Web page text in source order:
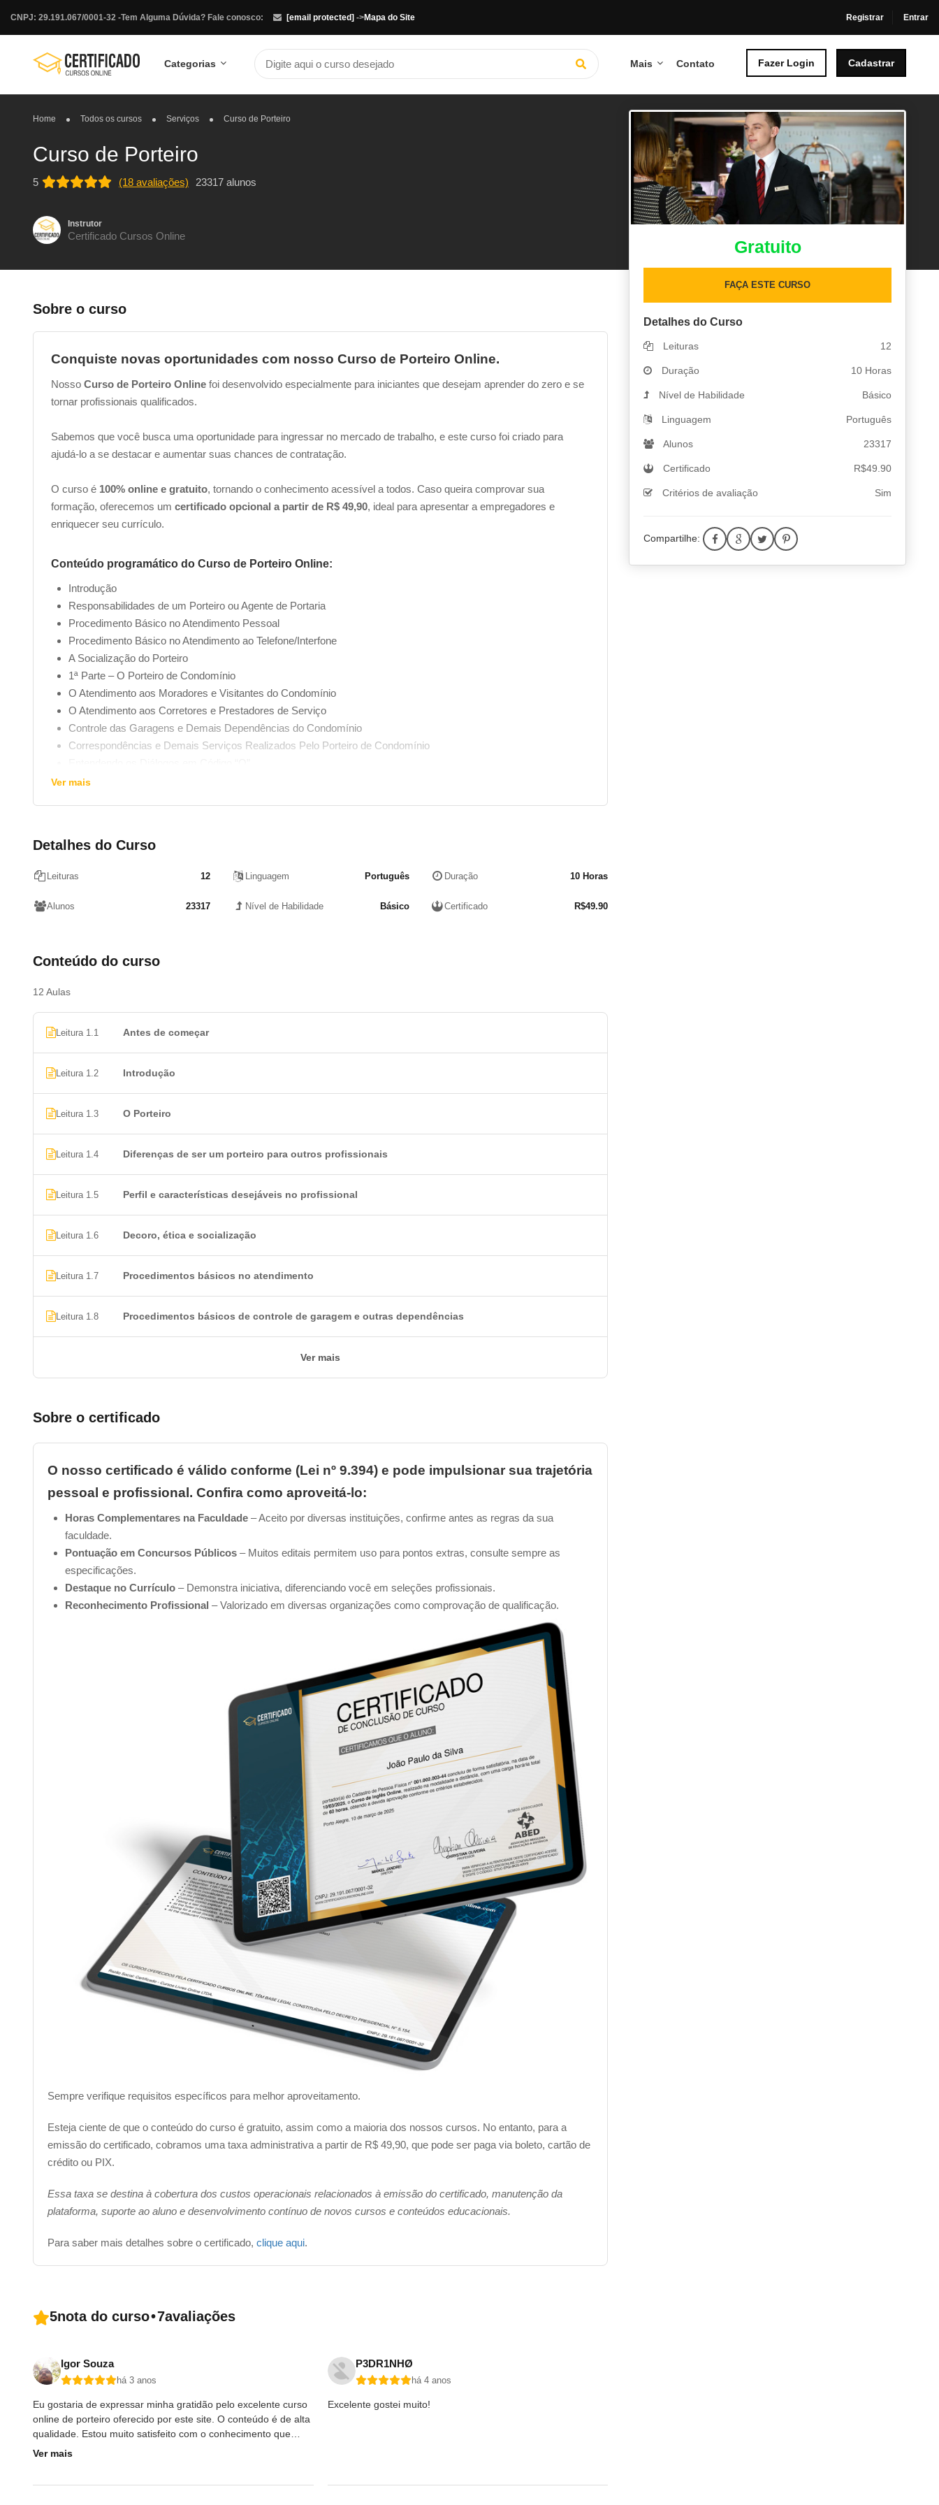
Tem Alguma Dúvida? Fale conosco: [email protected]
CNPJ: 29.191.067/0001-32 - ->Mapa do Site Registrar Entrar
Categorias Mais Contato Fazer Login Cadastrar
Home Todos os cursos Serviços Curso de Porteiro
Curso de Porteiro
5 (18 avaliações) 23317 alunos
Instrutor
Certificado Cursos Online
Sobre o curso
Conquiste novas oportunidades com nosso Curso de Porteiro Online.
Nosso Curso de Porteiro Online foi desenvolvido especialmente para iniciantes que desejam aprender do zero e se
tornar profissionais qualificados.
Sabemos que você busca uma oportunidade para ingressar no mercado de trabalho, e este curso foi criado para
ajudá-lo a se destacar e aumentar suas chances de contratação.
O curso é 100% online e gratuito, tornando o conhecimento acessível a todos. Caso queira comprovar sua
formação, oferecemos um certificado opcional a partir de R$ 49,90, ideal para apresentar a empregadores e
enriquecer seu currículo.
Conteúdo programático do Curso de Porteiro Online:
Introdução
Responsabilidades de um Porteiro ou Agente de Portaria
Procedimento Básico no Atendimento Pessoal
Procedimento Básico no Atendimento ao Telefone/Interfone
A Socialização do Porteiro
1ª Parte – O Porteiro de Condomínio
O Atendimento aos Moradores e Visitantes do Condomínio
O Atendimento aos Corretores e Prestadores de Serviço
Controle das Garagens e Demais Dependências do Condomínio
Correspondências e Demais Serviços Realizados Pelo Porteiro de Condomínio
Dicas Importantes
Bibliografia/Links Recomendados
Ver mais
Detalhes do Curso
Leituras 12 Linguagem Português Duração 10 Horas
Alunos 23317 Nível de Habilidade Básico Certificado R$49.90
Conteúdo do curso
12 Aulas
Leitura 1.1 Antes de começar
Leitura 1.2 Introdução
Leitura 1.3 O Porteiro
Leitura 1.4 Diferenças de ser um porteiro para outros profissionais
Leitura 1.5 Perfil e características desejáveis no profissional
Leitura 1.6 Decoro, ética e socialização
Leitura 1.7 Procedimentos básicos no atendimento
Leitura 1.8 Procedimentos básicos de controle de garagem e outras dependências
Ver mais
Sobre o certificado
O nosso certificado é válido conforme (Lei nº 9.394) e pode impulsionar sua trajetória
pessoal e profissional. Confira como aproveitá-lo:
Horas Complementares na Faculdade – Aceito por diversas instituições, confirme antes as regras da sua
faculdade.
Pontuação em Concursos Públicos – Muitos editais permitem uso para pontos extras, consulte sempre as
especificações.
Destaque no Currículo – Demonstra iniciativa, diferenciando você em seleções profissionais.
Reconhecimento Profissional – Valorizado em diversas organizações como comprovação de qualificação.
Sempre verifique requisitos específicos para melhor aproveitamento.
Esteja ciente de que o conteúdo do curso é gratuito, assim como a maioria dos nossos cursos. No entanto, para a
emissão do certificado, cobramos uma taxa administrativa a partir de R$ 49,90, que pode ser paga via boleto, cartão de
crédito ou PIX.
Essa taxa se destina à cobertura dos custos operacionais relacionados à emissão do certificado, manutenção da
plataforma, suporte ao aluno e desenvolvimento contínuo de novos cursos e conteúdos educacionais.
Para saber mais detalhes sobre o certificado, clique aqui.
5nota do curso•7avaliações
Igor Souza
há 3 anos
Eu gostaria de expressar minha gratidão pelo excelente curso
online de porteiro oferecido por este site. O conteúdo é de alta
qualidade. Estou muito satisfeito com o conhecimento que
adquiri e as habilidades que desenvolvi.
Ver mais
P3DR1NHØ
há 4 anos
Excelente gostei muito!
Gratuito
FAÇA ESTE CURSO
Detalhes do Curso
Leituras 12
Duração 10 Horas
Nível de Habilidade Básico
Linguagem Português
Alunos 23317
Certificado R$49.90
Critérios de avaliação Sim
Compartilhe: